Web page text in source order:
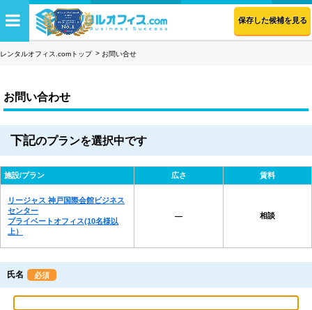
保存した候補を見る
レンタルオフィス.comトップ お問い合せ
お問い合わせ
下記のプランを選択中です
施設/プラン 広さ 賃料
リージャス 神戸国際会館ビジネス
センター
プライベートオフィス(10名様以
上）
― 相談
氏名 必須